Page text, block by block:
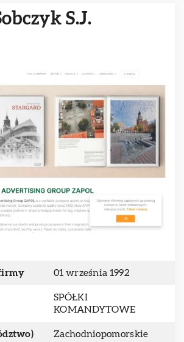
S.J.
01 września 1992
SPÓŁKI
KOMANDYTOWE
Zachodniopomorskie